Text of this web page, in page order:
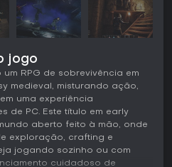
jogo
um RPG de sobrevivência em
medieval, misturando ação,
uma experiência
de PC. Este título em early
aberto feito à mão, onde
exploração, crafting e
jogando sozinho ou com
cuidadoso de